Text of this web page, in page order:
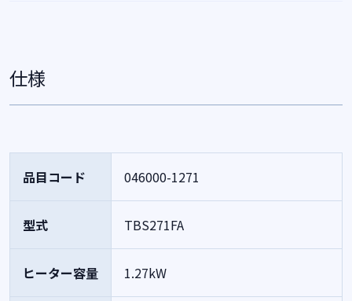
仕様
品目コード 046000-1271
型式 TBS271FA
ヒーター容量 1.27kW